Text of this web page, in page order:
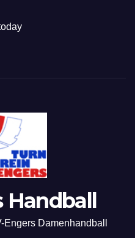
Handball
Damenhandball